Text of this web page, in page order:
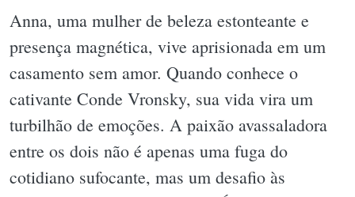
Anna, uma mulher de beleza estonteante e
presença magnética, vive aprisionada em um
casamento sem amor. Quando conhece o
cativante Conde Vronsky, sua vida vira um
turbilhão de emoções. A paixão avassaladora
entre os dois não é apenas uma fuga do
cotidiano sufocante, mas um desafio às